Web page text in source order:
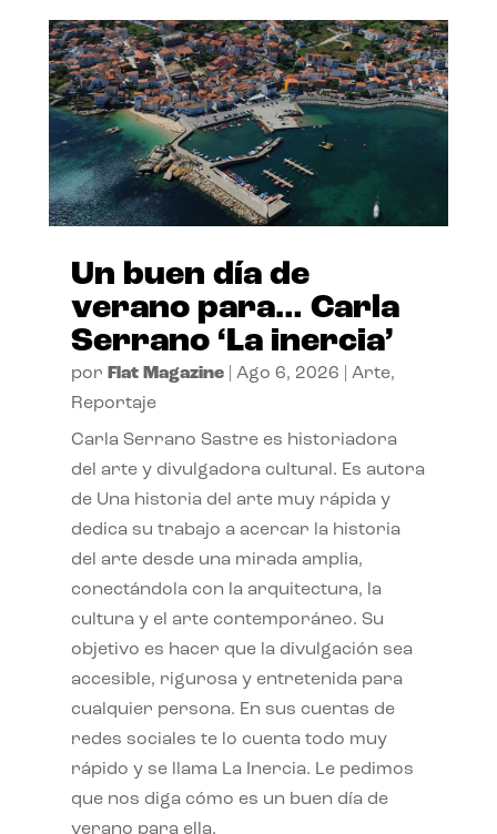
Un buen día de
verano para… Carla
Serrano ‘La inercia’
por Flat Magazine| Ago 6, 2026 Arte,
Reportaje
Carla Serrano Sastre es historiadora
del arte y divulgadora cultural. Es autora
de Una historia del arte muy rápida y
dedica su trabajo a acercar la historia
del arte desde una mirada amplia,
conectándola con la arquitectura, la
cultura y el arte contemporáneo. Su
objetivo es hacer que la divulgación sea
accesible, rigurosa y entretenida para
cualquier persona. En sus cuentas de
redes sociales te lo cuenta todo muy
rápido y se llama La Inercia. Le pedimos
que nos diga cómo es un buen día de
verano para ella.